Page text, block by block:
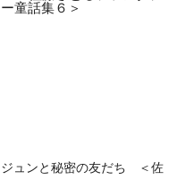
ジュンと秘密の友だち ＜佐